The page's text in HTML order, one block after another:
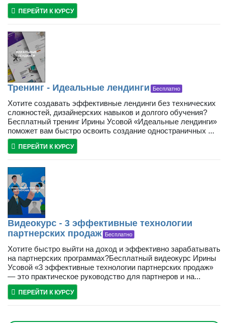
ПЕРЕЙТИ К КУРСУ
Тренинг - Идеальные лендинги Бесплатно
Хотите создавать эффективные лендинги без технических
сложностей, дизайнерских навыков и долгого обучения?
Бесплатный тренинг Ирины Усовой «Идеальные лендинги»
поможет вам быстро освоить создание одностраничных ...
ПЕРЕЙТИ К КУРСУ
Видеокурс - 3 эффективные технологии
партнерских продаж Бесплатно
Хотите быстро выйти на доход и эффективно зарабатывать
на партнерских программах?Бесплатный видеокурс Ирины
Усовой «3 эффективные технологии партнерских продаж»
— это практическое руководство для партнеров и на...
ПЕРЕЙТИ К КУРСУ